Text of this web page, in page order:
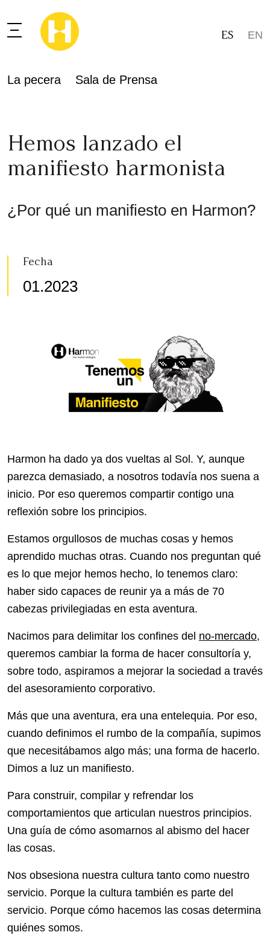
ES EN
La pecera Sala de Prensa
Fecha
01.2023
Hemos lanzado el
manifiesto harmonista
¿Por qué un manifiesto en Harmon?
Harmon ha dado ya dos vueltas al Sol. Y, aunque
parezca demasiado, a nosotros todavía nos suena a
inicio. Por eso queremos compartir contigo una
reflexión sobre los principios.
Estamos orgullosos de muchas cosas y hemos
aprendido muchas otras. Cuando nos preguntan qué
es lo que mejor hemos hecho, lo tenemos claro:
haber sido capaces de reunir ya a más de 70
cabezas privilegiadas en esta aventura.
Nacimos para delimitar los confines del no-mercado,
queremos cambiar la forma de hacer consultoría y,
sobre todo, aspiramos a mejorar la sociedad a través
del asesoramiento corporativo.
Más que una aventura, era una entelequia. Por eso,
cuando definimos el rumbo de la compañía, supimos
que necesitábamos algo más; una forma de hacerlo.
Dimos a luz un manifiesto.
Para construir, compilar y refrendar los
comportamientos que articulan nuestros principios.
Una guía de cómo asomarnos al abismo del hacer
las cosas.
Nos obsesiona nuestra cultura tanto como nuestro
servicio. Porque la cultura también es parte del
servicio. Porque cómo hacemos las cosas determina
quiénes somos.